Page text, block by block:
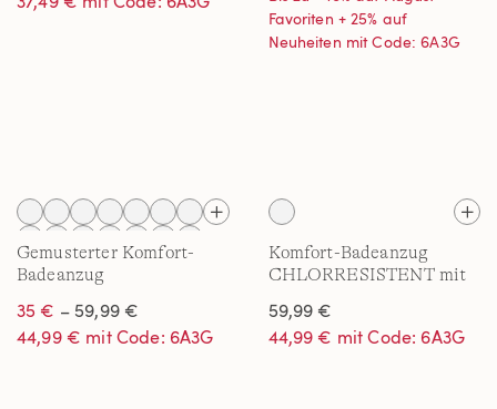
Favoriten + 25% auf
Neuheiten mit Code: 6A3G
Gemusterter Komfort-
Badeanzug
Soft Cups
35 € – 59,99 €
44,99 € mit Code: 6A3G
Komfort-Badeanzug
CHLORRESISTENT mit
Streifen
59,99 €
44,99 € mit Code: 6A3G